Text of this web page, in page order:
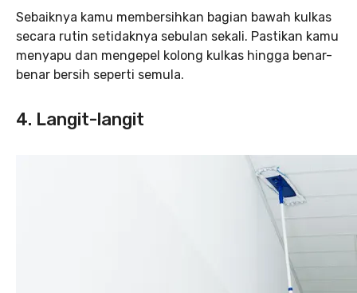
Sebaiknya kamu membersihkan bagian bawah kulkas
secara rutin setidaknya sebulan sekali. Pastikan kamu
menyapu dan mengepel kolong kulkas hingga benar-
benar bersih seperti semula.
4. Langit-langit